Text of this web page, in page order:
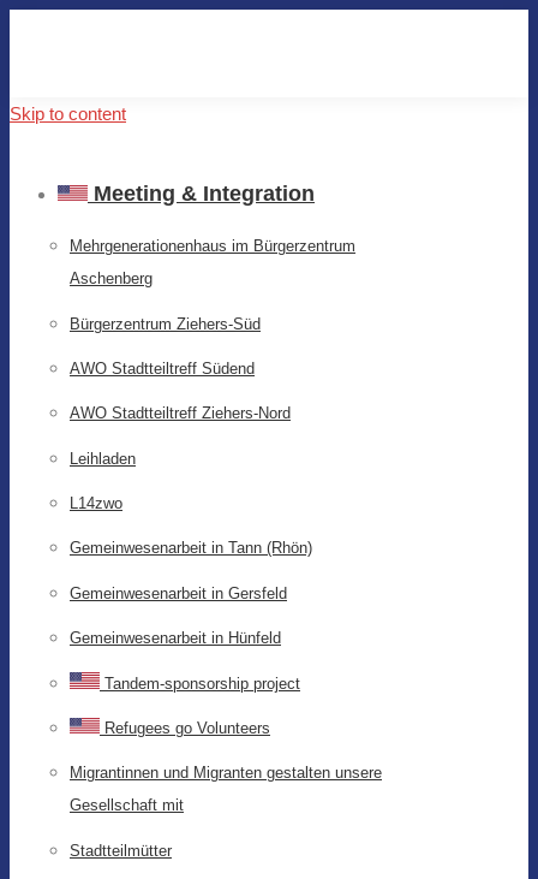
Skip to content
Meeting & Integration
Mehrgenerationenhaus im Bürgerzentrum
Aschenberg
Bürgerzentrum Ziehers-Süd
AWO Stadtteiltreff Südend
AWO Stadtteiltreff Ziehers-Nord
Leihladen
L14zwo
Gemeinwesenarbeit in Tann (Rhön)
Gemeinwesenarbeit in Gersfeld
Gemeinwesenarbeit in Hünfeld
Tandem-sponsorship project
Refugees go Volunteers
Migrantinnen und Migranten gestalten unsere
Gesellschaft mit
Stadtteilmütter